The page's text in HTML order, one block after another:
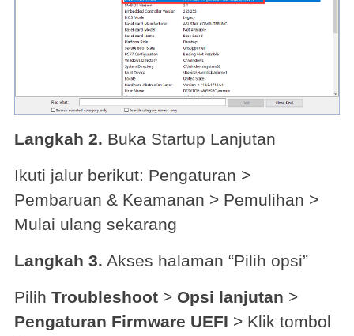
Langkah 2. Buka Startup Lanjutan
Ikuti jalur berikut: Pengaturan >
Pembaruan & Keamanan > Pemulihan >
Mulai ulang sekarang
Langkah 3. Akses halaman “Pilih opsi”
Pilih Troubleshoot> Opsi lanjutan >
Pengaturan Firmware UEFI > Klik tombol